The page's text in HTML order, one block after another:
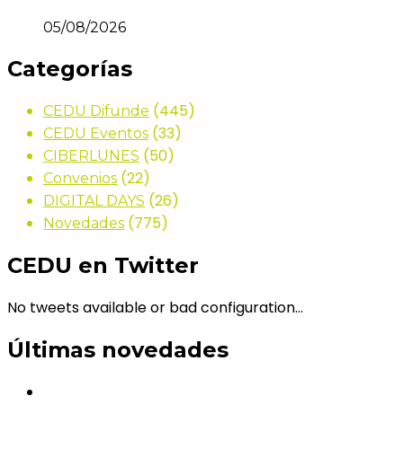
05/08/2026
Categorías
CEDU Difunde (445)
CEDU Eventos (33)
CIBERLUNES (50)
Convenios (22)
DIGITAL DAYS (26)
Novedades (775)
CEDU en Twitter
No tweets available or bad configuration...
Últimas novedades